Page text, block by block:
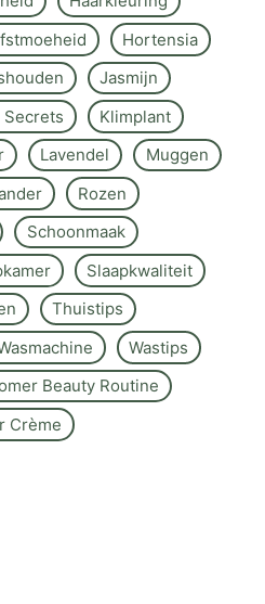
Hortensia
Jasmijn
Secrets
Klimplant
Lavendel
Muggen
Rozen
Schoonmaak
Slaapkwaliteit
Thuistips
Wastips
Beauty Routine
Crème